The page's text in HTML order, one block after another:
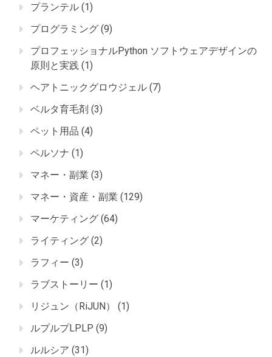
プランテル (1)
プログラミング (9)
プロフェッショナルPython ソフトウェアデザインの
原則と実践 (1)
ヘアトニックグロウジェル (7)
ベルタ育毛剤 (3)
ペット用品 (4)
ペルソナ (1)
マネー・副業 (3)
マネー・資産・副業 (129)
マーケティング (64)
ライティング (2)
ラフィー (3)
ラブストーリー (1)
リジュン（RiJUN）
(1)
ルプルプLPLP (9)
ルルシア (31)